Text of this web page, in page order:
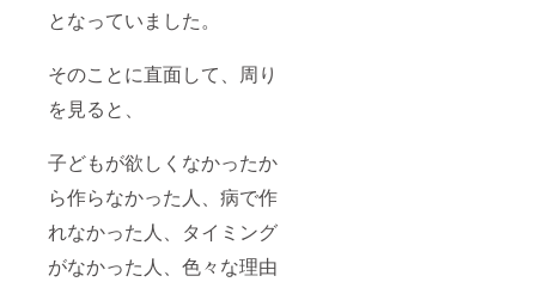
となっていました。
そのことに直面して、周り
を見ると、
子どもが欲しくなかったか
ら作らなかった人、病で作
れなかった人、タイミング
がなかった人、色々な理由